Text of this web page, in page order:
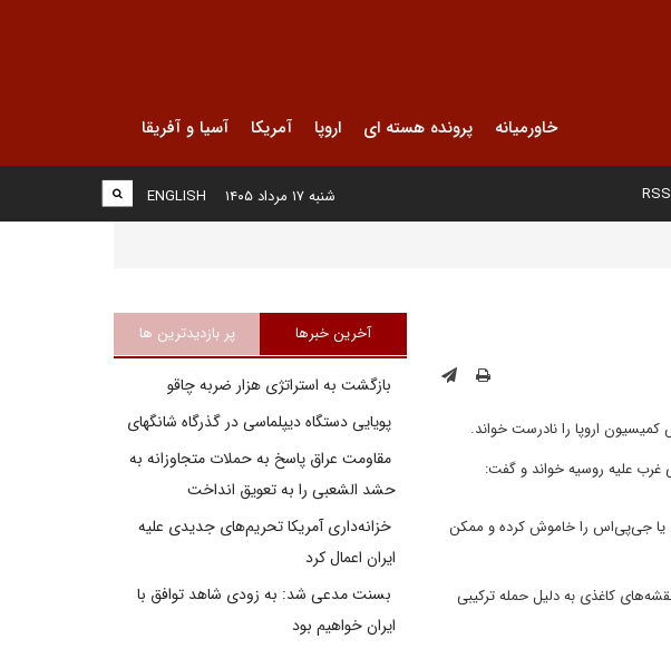
خاورمیانه پرونده هسته ای اروپا آمریکا آسیا و آفریقا
RSS
ENGLISH شنبه ۱۷ مرداد ۱۴۰۵
کمیسیون اروپا را نادرست خواند.
غرب علیه روسیه خواند و گفت:
یا جی‌پی‌اس را خاموش کرده و ممکن
کاغذی به دلیل حمله ترکیبی
آخرین خبرها پر بازدیدترین ها
بازگشت به استراتژی هزار ضربه چاقو
پویایی دستگاه دیپلماسی در گذرگاه شانگهای
مقاومت عراق پاسخ به حملات متجاوزانه به
حشد الشعبی را به تعویق انداخت
خزانه‌داری آمریکا تحریم‌های جدیدی علیه
ایران اعمال کرد
بسنت مدعی شد: به زودی شاهد توافق با
ایران خواهیم بود